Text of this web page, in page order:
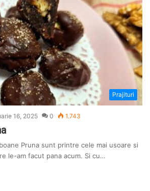
Prajituri
16, 2025 0 1.743
Pruna sunt printre cele mai usoare si
le-am facut pana acum. Si cu…